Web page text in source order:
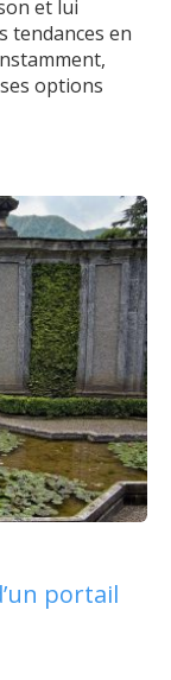
et lui
tendances en
options
minimalisme
qui ne
portail